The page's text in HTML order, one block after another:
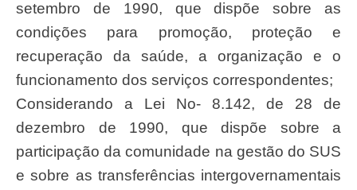
setembro de 1990, que dispõe sobre as
condições para promoção, proteção e
recuperação da saúde, a organização e o
funcionamento dos serviços correspondentes;
Considerando a Lei No- 8.142, de 28 de
dezembro de 1990, que dispõe sobre a
participação da comunidade na gestão do SUS
e sobre as transferências intergovernamentais